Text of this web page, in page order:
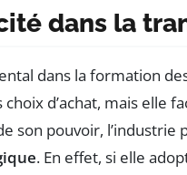
dans la
dans la formation
d’achat, mais elle
son pouvoir,
. En effet, si elle